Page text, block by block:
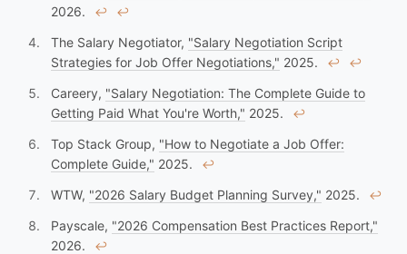
2026.
↩︎ ↩︎
The Salary Negotiator, "Salary Negotiation Script
Strategies for Job Offer Negotiations," 2025. ↩︎ ↩︎
Careery, "Salary Negotiation: The Complete Guide to
Getting Paid What You're Worth," 2025. ↩︎
Top Stack Group, "How to Negotiate a Job Offer:
Complete Guide," 2025. ↩︎
WTW, "2026 Salary Budget Planning Survey," 2025. ↩︎
Payscale, "2026 Compensation Best Practices Report,"
2026.
↩︎